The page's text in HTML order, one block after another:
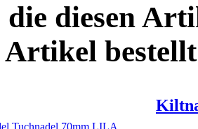
diesen
Artikel